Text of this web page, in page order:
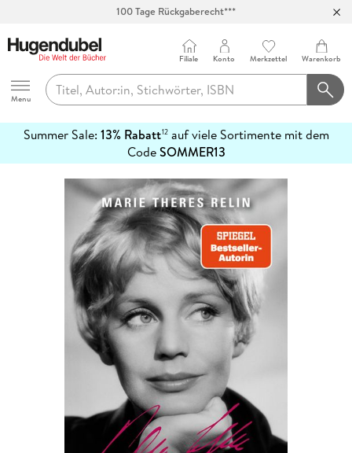
100 Tage Rückgaberecht***
Hugendubel
Menu
Filiale Konto Merkzettel Warenkorb
Summer Sale: 13% Rabatt12auf viele Sortimente mit dem
CodeSOMMER13
erfahren